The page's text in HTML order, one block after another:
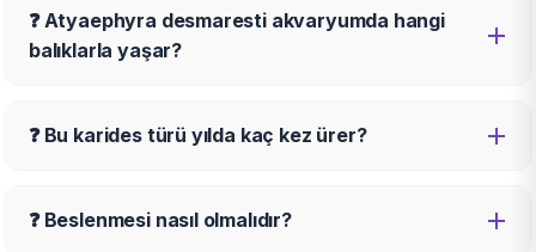
❓ Atyaephyra desmaresti akvaryumda hangi
balıklarla yaşar?
❓ Bu karides türü yılda kaç kez ürer?
❓ Beslenmesi nasıl olmalıdır?